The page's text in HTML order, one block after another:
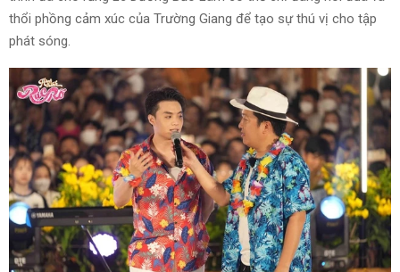
thổi phồng cảm xúc của Trường Giang để tạo sự thú vị cho tập
phát sóng.